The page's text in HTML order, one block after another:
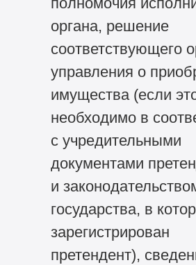
органа, решение
соответствующего
управления о
имущества (если
необходимо в
с учредительными
документами
и
государства, в
зарегистрирован
претендент),